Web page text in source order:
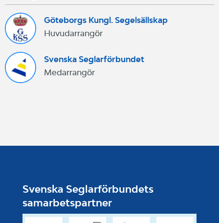
Göteborgs Kungl. Segelsällskap
Huvudarrangör
Svenska Seglarförbundet
Medarrangör
Svenska Seglarförbundets
samarbetspartner